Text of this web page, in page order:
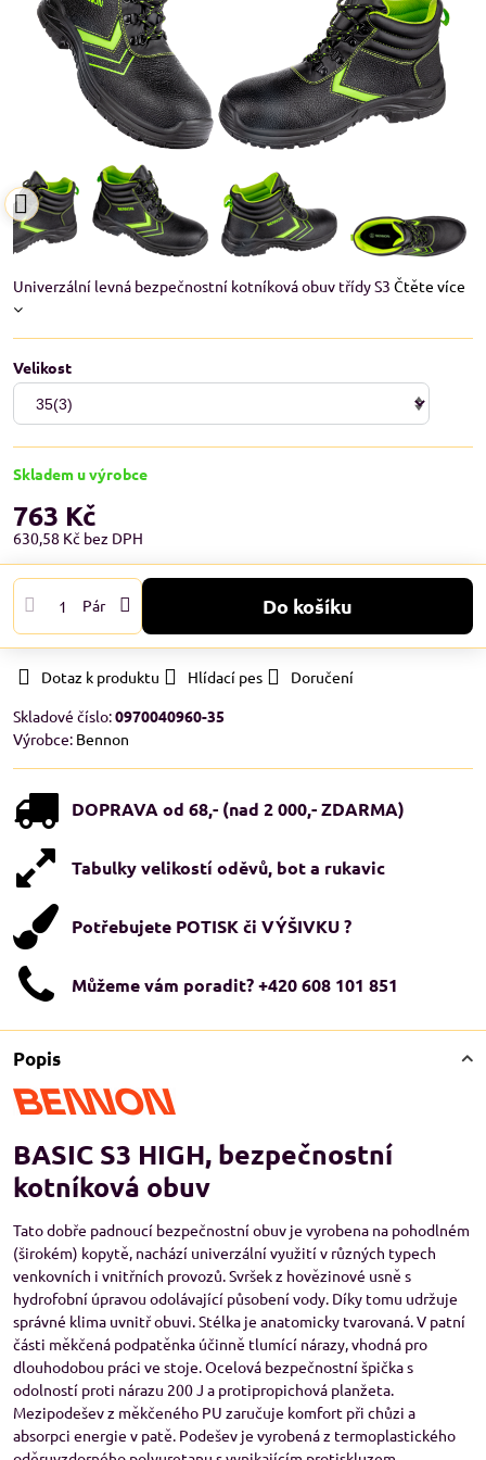
Univerzální levná bezpečnostní kotníková obuv třídy S3 Čtěte více
Velikost
Skladem u výrobce
763 Kč
630,58 Kč bez DPH
Pár Do košíku
Dotaz k produktu Hlídací pes
Doručení
Skladové číslo:0970040960-35
Výrobce: Bennon
DOPRAVA od 68,- (nad 2 000,- ZDARMA)
Tabulky velikostí oděvů, bot a rukavic
Potřebujete POTISK či VÝŠIVKU ?
Můžeme vám poradit? +420 608 101 851
Popis
BASIC S3 HIGH, bezpečnostní
kotníková obuv
Tato dobře padnoucí bezpečnostní obuv je vyrobena na pohodlném
(širokém) kopytě, nachází univerzální využití v různých typech
venkovních i vnitřních provozů. Svršek z hovězinové usně s
hydrofobní úpravou odolávající působení vody. Díky tomu udržuje
správné klima uvnitř obuvi. Stélka je anatomicky tvarovaná. V patní
části měkčená podpatěnka účinně tlumící nárazy, vhodná pro
dlouhodobou práci ve stoje. Ocelová bezpečnostní špička s
odolností proti nárazu 200 J a protipropichová planžeta.
Mezipodešev z měkčeného PU zaručuje komfort při chůzi a
absorpci energie v patě. Podešev je vyrobená z termoplastického